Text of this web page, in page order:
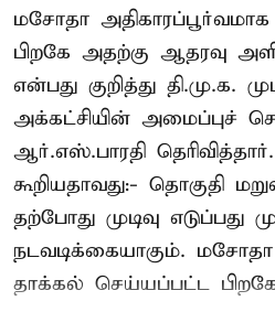
மசோதா
பிறகே அதற்கு ஆதரவு
என்பது குறித்து தி.மு.க.
அக்கட்சியின் அமைப்புச்
ஆர்.எஸ்.பாரதி
கூறியதாவது:- தொகுதி
தற்போது முடிவு எடுப்பது
நடவடிக்கையாகும்.
தாக்கல் செய்யப்பட்ட